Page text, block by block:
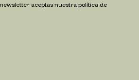
aceptas nuestra política de